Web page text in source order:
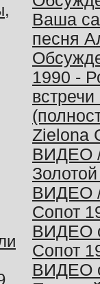
Ваша
песня
1990 -
Zielona
ВИДЕО
ВИДЕО
Сопот
ВИДЕО
Сопот
ВИДЕО